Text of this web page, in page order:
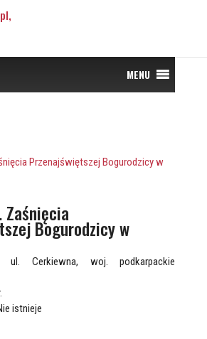
MENU
Zaśnięcia
Bogurodzicy w
ul. Cerkiewna, woj. podkarpackie
istnieje